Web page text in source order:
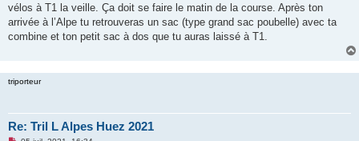
vélos à T1 la veille. Ça doit se faire le matin de la course. Après ton
arrivée à l’Alpe tu retrouveras un sac (type grand sac poubelle) avec ta
combine et ton petit sac à dos que tu auras laissé à T1.
triporteur
Re: Tril L Alpes Huez 2021